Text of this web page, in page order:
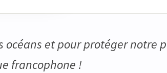
océans et pour protéger notre
francophone !